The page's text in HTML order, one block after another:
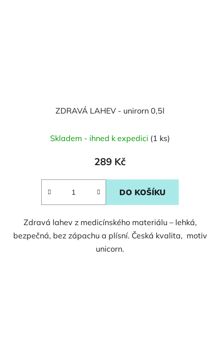
ZDRAVÁ LAHEV - unirorn 0,5l
Skladem - ihned k expedici (1 ks)
289 Kč
DO KOŠÍKU
Zdravá lahev z medicínského materiálu – lehká,
bezpečná, bez zápachu a plísní. Česká kvalita, motiv
unicorn.